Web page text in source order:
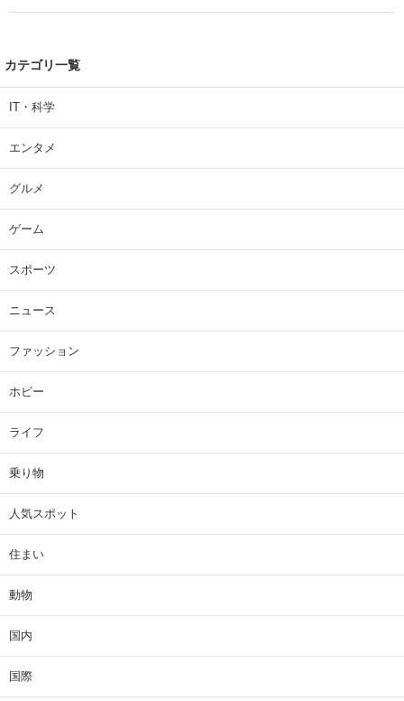
カテゴリ一覧
IT・科学
エンタメ
グルメ
ゲーム
スポーツ
ニュース
ファッション
ホビー
ライフ
乗り物
人気スポット
住まい
動物
国内
国際